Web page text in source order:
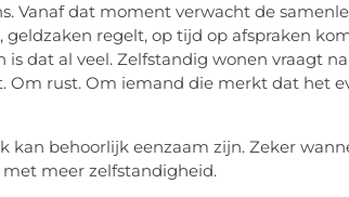
Vanaf dat moment verwacht de
regelt, op tijd op afspraken
is dat al veel. Zelfstandig wonen vraagt
Om rust. Om iemand die merkt dat het
kan behoorlijk eenzaam zijn. Zeker
meer zelfstandigheid.